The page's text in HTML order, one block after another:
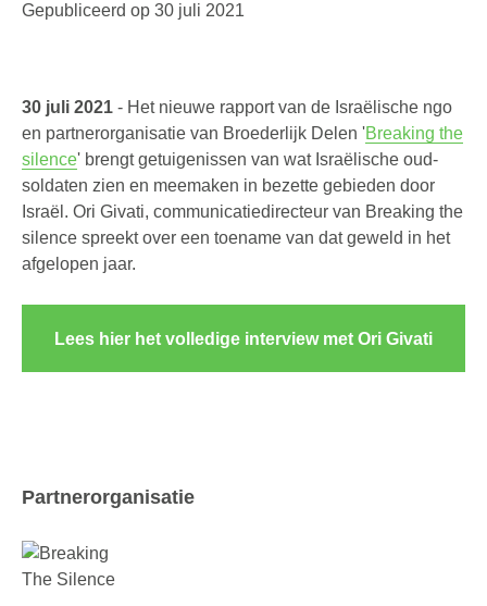
Gepubliceerd op 30 juli 2021
30 juli 2021 - Het nieuwe rapport van de Israëlische ngo
en partnerorganisatie van Broederlijk Delen 'Breaking the
silence' brengt getuigenissen van wat Israëlische oud-
soldaten zien en meemaken in bezette gebieden door
Israël. Ori Givati, communicatiedirecteur van Breaking the
silence spreekt over een toename van dat geweld in het
afgelopen jaar.
Lees hier het volledige interview met Ori Givati
Partnerorganisatie